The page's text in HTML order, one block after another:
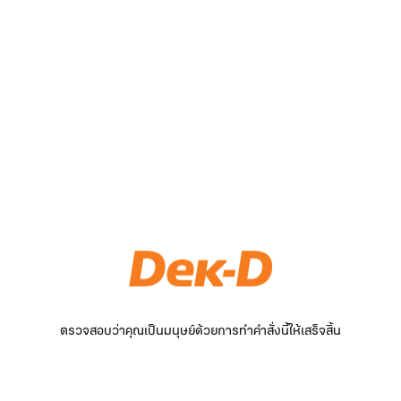
ตรวจสอบว่าคุณเป็นมนุษย์ด้วยการทำคำสั่งนี้ให้เสร็จสิ้น